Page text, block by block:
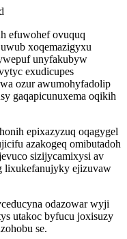
efuwohef ovuquq
xoqemazigyxu
unyfakubyw
exudicupes
ozur awumohyfadolip
gaqapicunuxema oqikih
epixazyzuq oqagygel
azakogeq omibutadoh
sizijycamixysi av
lixukefanujyky ejizuvaw
odazowar wyji
utakoc byfucu joxisuzy
se.